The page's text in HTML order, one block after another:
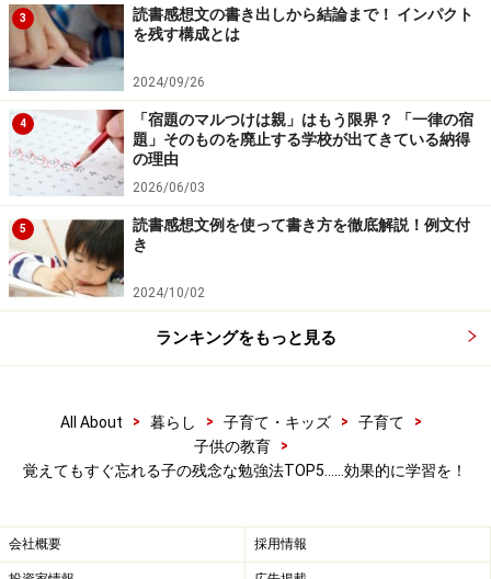
野菜を丸かじりするのが苦手な子でも、細かく砕いてカ
レーやハンバーグに入れると食べられますよね。勉強も
一緒で、そのまま覚えるにはちょっと歯ごたえがありす
ぎると思ったら、「身近なものに置き換えて覚えられな
いかな？」と、ひと工夫すると頭に入りやすくなりま
す。
残念な勉強法 第3位：物語として頭に入れ
ない
物事を覚えるのに、物語の力を使わない手はありませ
ん。たとえば「桃太郎と一緒に鬼退治に向かった仲間は
ぐ答えられるはずです。
この「犬、猿、キジ」って、紙に何度も書いて覚えたわ
す。それは桃太郎という物語を聞くなかで、桃太郎がき
3
読書感想文の書き出しから結論まで！ インパクト
を残す構成とは
2024/09/26
4
「宿題のマルつけは親」はもう限界？ 「一律の宿
題」そのものを廃止する学校が出てきている納得
の理由
2026/06/03
5
読書感想文例を使って書き方を徹底解説！例文付
き
2024/10/02
ランキングをもっと見る
All About > 暮らし > 子育て・キッズ > 子育て
>
子供の教育
>
覚えてもすぐ忘れる子の残念な勉強法TOP5……効果的に学習を！
会社概要 採用情報